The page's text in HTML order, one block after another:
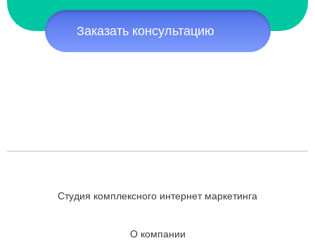
Заказать консультацию
Студия комплексного интернет маркетинга
О компании